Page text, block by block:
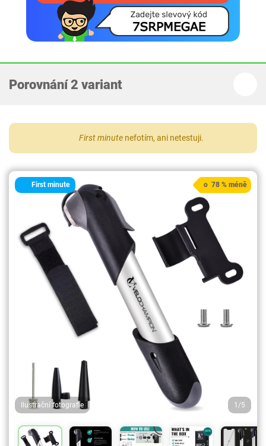
Porovnání 2 variant
First minute nefotím, ani netestuji.
First minute
Ilustrační fotografie 1/5
o 78 % méně